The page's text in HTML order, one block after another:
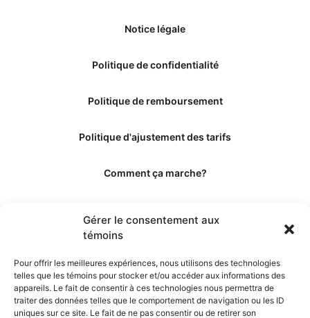
Gérer le consentement aux
témoins
Pour offrir les meilleures expériences, nous utilisons des technologies
telles que les témoins pour stocker et/ou accéder aux informations des
appareils. Le fait de consentir à ces technologies nous permettra de
traiter des données telles que le comportement de navigation ou les ID
uniques sur ce site. Le fait de ne pas consentir ou de retirer son
Notice légale
Politique de confidentialité
Politique de remboursement
Politique d'ajustement des tarifs
Comment ça marche?
Les éditeurs